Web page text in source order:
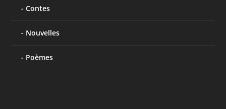
Contes
Nouvelles
Poèmes